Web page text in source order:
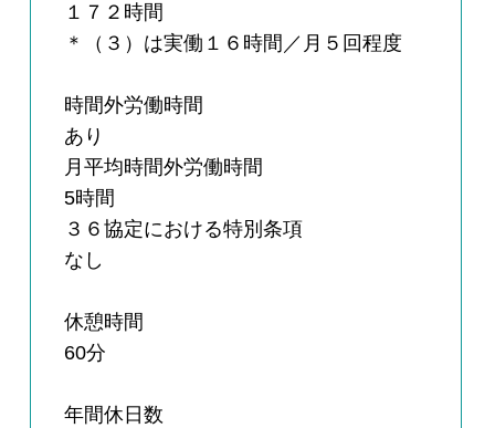
１７２時間
＊（３）は実働１６時間／月５回程度
時間外労働時間
あり
月平均時間外労働時間
5時間
３６協定における特別条項
なし
休憩時間
60分
年間休日数